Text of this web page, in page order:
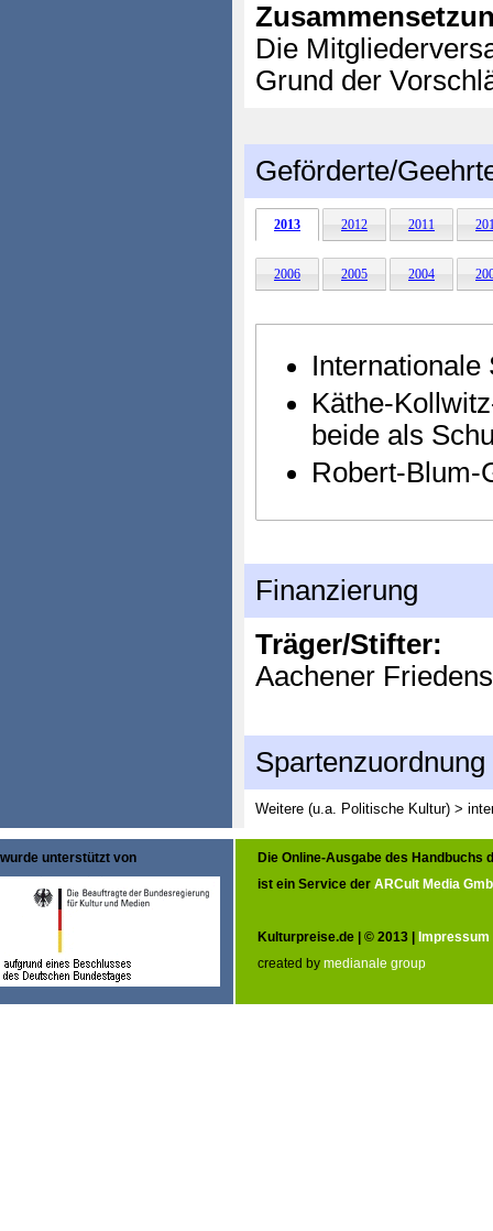
Die
Grund der
Geförderte/
2013 2012 2011
2006 2005 2004
Internationale
Käthe-
beide als
Robert-Blum-
Finanzierung
Träger/Stifter:
Aachener
Spartenzuordnung
Weitere (u.a. Politische Kultur) >
wurde unterstützt von
Die Online-Ausgabe des Handbuchs
ist ein Service der ARCult Media
Kulturpreise.de | © 2013 | Impressum
created by medianale group